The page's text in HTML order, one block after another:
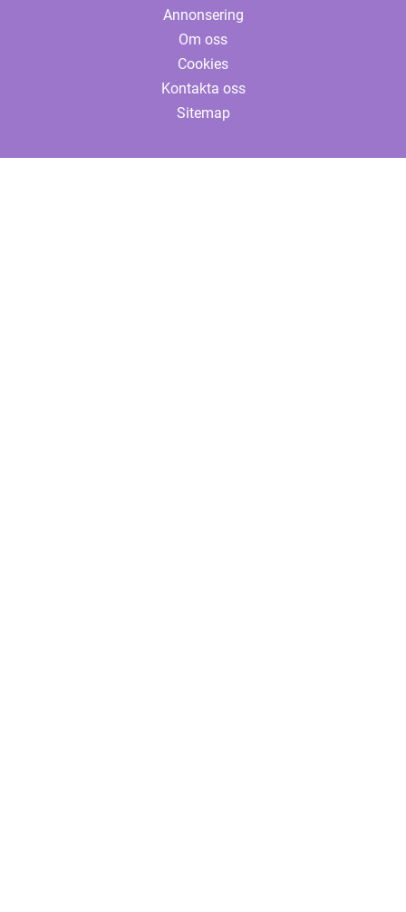
Annonsering
Om oss
Cookies
Kontakta oss
Sitemap